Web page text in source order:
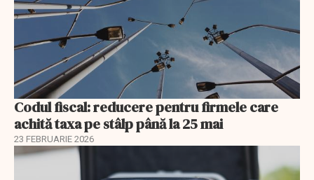
Codul fiscal: reducere pentru firmele care
achită taxa pe stâlp până la 25 mai
23 FEBRUARIE 2026